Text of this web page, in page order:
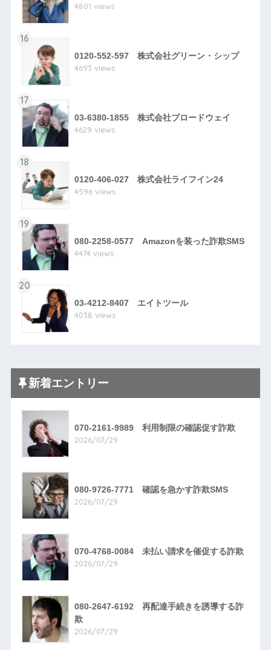
4801 views
16
0120-552-597 株式会社グリーン・シップ
4693 views
17
03-6380-1855 株式会社ブロードウェイ
4629 views
18
0120-406-027 株式会社ライフイン24
4596 views
19
080-2258-0577 Amazonを装った詐欺SMS
4474 views
20
03-4212-8407 エイトツール
4038 views
新着エントリー
070-2161-9989 利用制限の確認促す詐欺
2026/07/29
080-9726-7771 確認を急かす詐欺SMS
2026/07/29
070-4768-0084 未払い請求を催促する詐欺
2026/07/29
080-2647-6192 再配達手続きを誘導する詐
欺
2026/07/29